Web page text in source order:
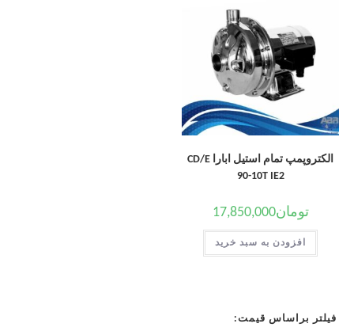
الکتروپمپ تمام استیل ابارا CD/E
90-10T IE2
تومان17,850,000
افزودن به سبد خرید
فیلتر براساس قیمت: